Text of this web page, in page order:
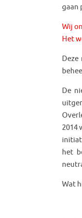
gaan
Wij
Het
De
2014
het
Wat